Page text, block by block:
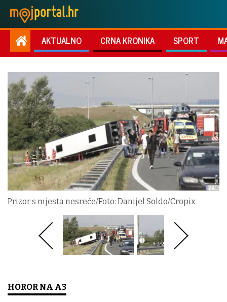
AKTUALNO CRNA KRONIKA SPORT
Prizor s mjesta nesreće/Foto: Danijel Soldo/Cropix
HOROR NA A3